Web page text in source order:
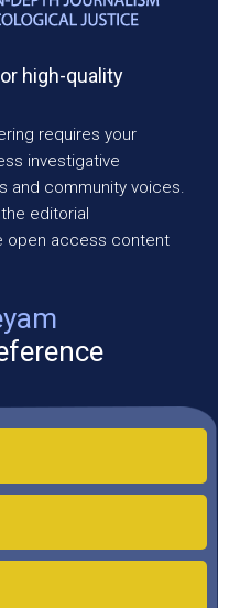
high-quality
requires your
investigative
and community voices.
editorial
open access content